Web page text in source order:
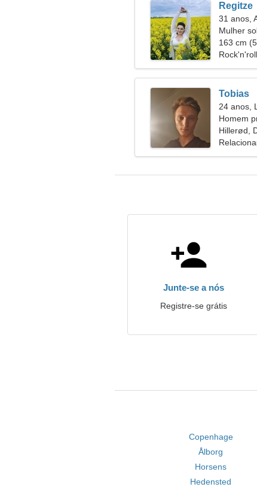
Regitze
31 anos,
Mulher
39
163 cm
Tobias
24 anos,
Homem
Hillerød,
Junte-se a nós
Registre-se grátis
Copenhage
Ålborg
Horsens
Hedensted